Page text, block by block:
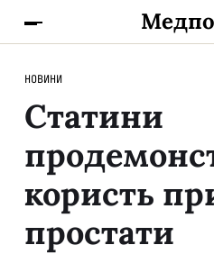
НОВИНИ
Статини
користь
простати